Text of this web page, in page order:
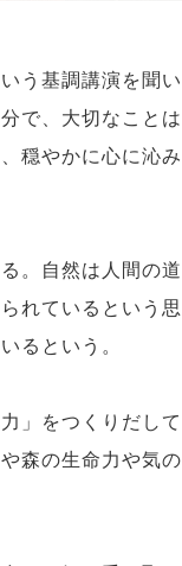
う基調講演を聞い
で、大切なことは
穏やかに心に沁み
。自然は人間の道
れているという思
るという。
」をつくりだして
森の生命力や気の